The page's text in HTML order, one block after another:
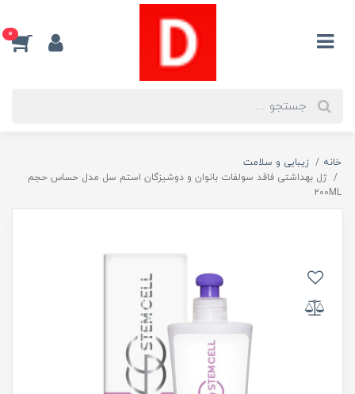
0
خانه
زیبایی و سلامت
ژل بهداشتی فاقد سولفات بانوان و دوشیزگان استم سل مدل حساس حجم
200ML